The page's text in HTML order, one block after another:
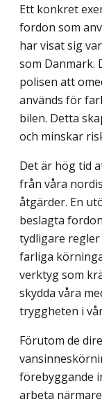
Ett konkret
fordon som
har visat sig
som Danmark.
polisen att
används för
bilen. Detta
och minskar
Det är hög tid
från våra
åtgärder. En
beslagta
tydligare
farliga
verktyg som
skydda våra
tryggheten i
Förutom de
förebyggande
arbeta